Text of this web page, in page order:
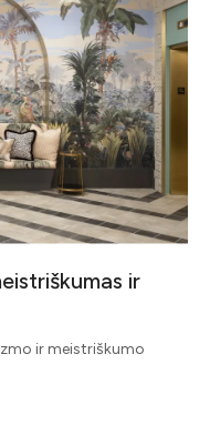
ir
ir meistriškumo